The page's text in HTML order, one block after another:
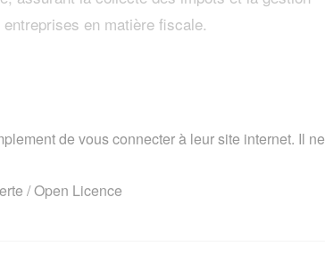
en matière fiscale.
de vous connecter à leur site internet. Il ne
/ Open Licence